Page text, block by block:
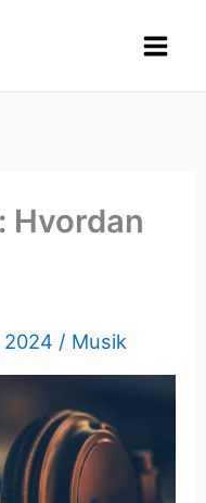
Hvordan
2024 / Musik